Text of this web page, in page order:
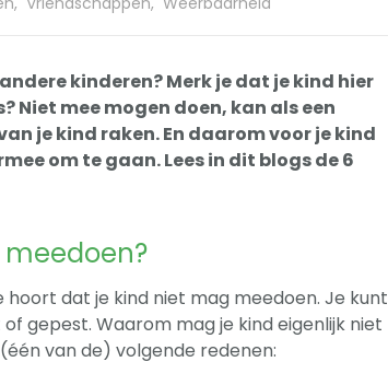
kinderen? Merk je dat je kind hier
Niet mee mogen doen, kan als een
je kind raken. En daarom voor je kind
om te gaan. Lees in dit blogs de 6
hoort dat je kind niet mag meedoen. Je kunt
gepest. Waarom mag je kind eigenlijk niet
van de) volgende redenen: